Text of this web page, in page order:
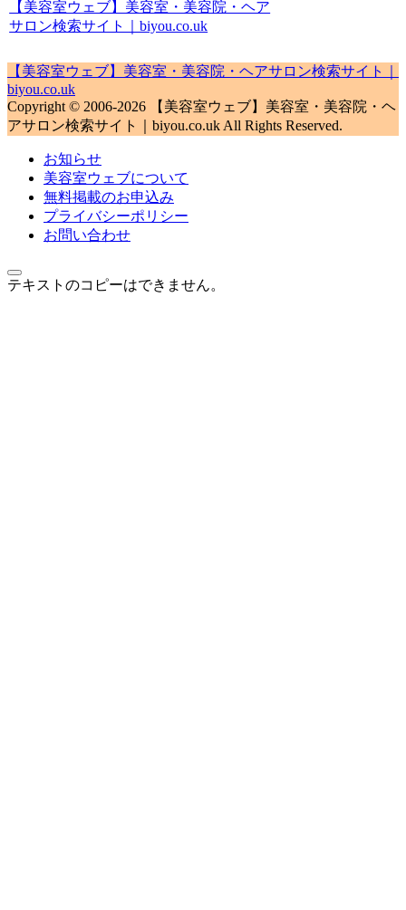
【美容室ウェブ】美容室・美容院・ヘア
サロン検索サイト｜biyou.co.uk
【美容室ウェブ】美容室・美容院・ヘアサロン検索サイト｜
biyou.co.uk
Copyright © 2006-2026 【美容室ウェブ】美容室・美容院・ヘ
アサロン検索サイト｜biyou.co.uk All Rights Reserved.
お知らせ
美容室ウェブについて
無料掲載のお申込み
プライバシーポリシー
お問い合わせ
テキストのコピーはできません。